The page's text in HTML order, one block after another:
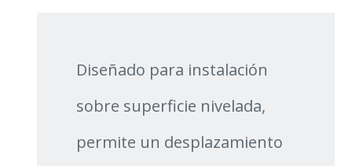
Diseñado para instalación
sobre superficie nivelada,
permite un desplazamiento